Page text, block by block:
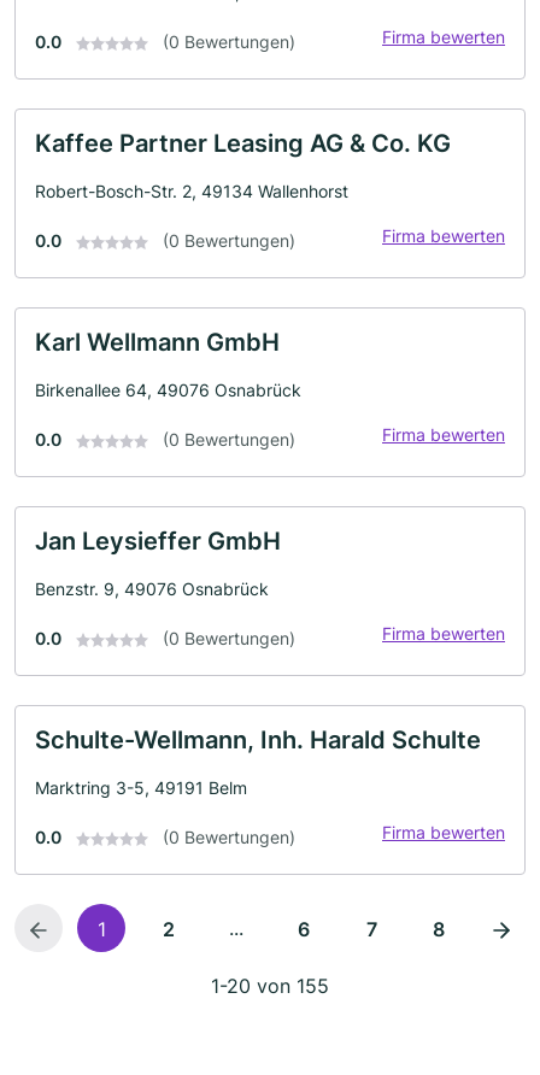
0.0 (0 Bewertungen) Firma bewerten
Kaffee Partner Leasing AG & Co. KG
Robert-Bosch-Str. 2, 49134 Wallenhorst
0.0 (0 Bewertungen) Firma bewerten
Karl Wellmann GmbH
Birkenallee 64, 49076 Osnabrück
0.0 (0 Bewertungen) Firma bewerten
Jan Leysieffer GmbH
Benzstr. 9, 49076 Osnabrück
0.0 (0 Bewertungen) Firma bewerten
Schulte-Wellmann, Inh. Harald Schulte
Marktring 3-5, 49191 Belm
0.0 (0 Bewertungen) Firma bewerten
1 2 ... 6 7 8
1-20 von 155